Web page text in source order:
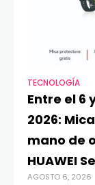
TECNOLOGÍA
Entre el 6
2026:
mano de
HUAWEI
AGOSTO 6, 2026